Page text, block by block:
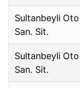
Sultanbeyli Oto
San. Sit.
Sultanbeyli Oto
San. Sit.